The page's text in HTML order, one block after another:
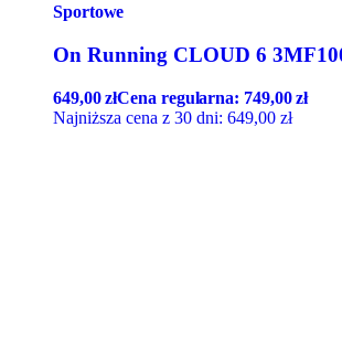
Sportowe
On Running CLOUD 6
649,00złCena regularna: 749,00zł
Najniższa cena z 30 dni: 649,00 zł